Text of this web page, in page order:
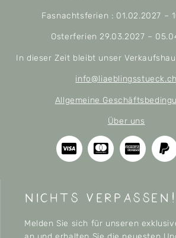
Fasnachtsferien : 01.02.2027 –
Osterferien 29.03.2027 –
In dieser Zeit bleibt unser
info@liaeblingsstueck.ch
Allgemeine
Über uns
nichts verpassen!
Melden Sie sich für unseren